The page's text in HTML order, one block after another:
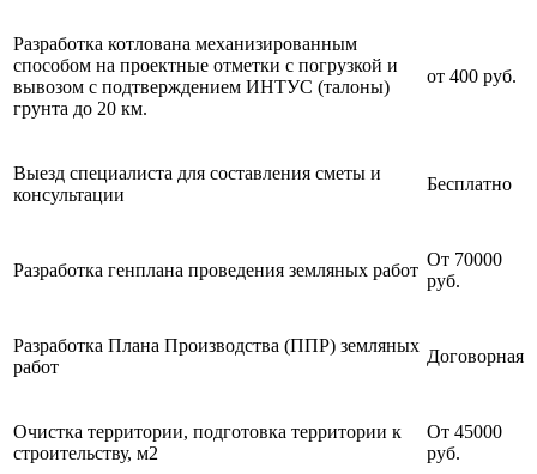
Разработка котлована механизированным
способом на проектные отметки с погрузкой и
вывозом с подтверждением ИНТУС (талоны)
грунта до 20 км.
от 400 руб.
Выезд специалиста для составления сметы и
консультации
Бесплатно
Разработка генплана проведения земляных работ
От 70000
руб.
Разработка Плана Производства (ППР) земляных
работ
Договорная
Очистка территории, подготовка территории к
строительству, м2
От 45000
руб.